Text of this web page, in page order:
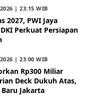
| 23:15 WIB
2027, PWI Jaya
Perkuat Persiapan
| 23:00 WIB
Rp300 Miliar
Deck Dukuh Atas,
Jakarta